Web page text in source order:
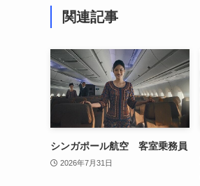
関連記事
シンガポール航空 客室乗務員
2026年7月31日